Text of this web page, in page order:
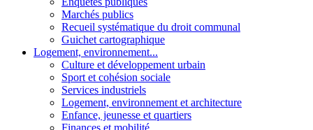
Marchés publics
Recueil systématique du droit communal
Guichet cartographique
Logement, environnement...
Culture et développement urbain
Sport et cohésion sociale
Services industriels
Logement, environnement et architecture
Enfance, jeunesse et quartiers
Finances et mobilité